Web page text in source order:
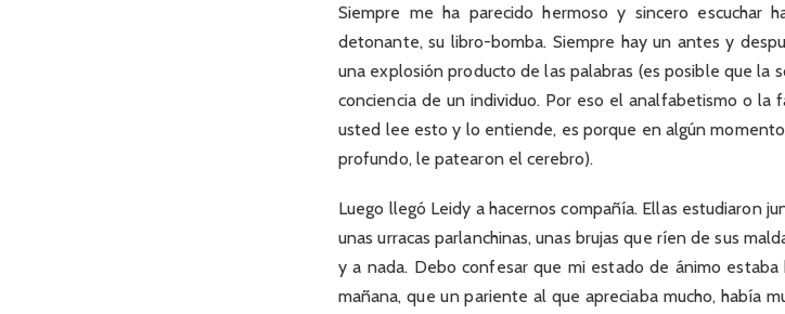
Siempre me ha parecido hermoso y sincero escuchar
detonante, su libro-bomba. Siempre hay un antes y
una explosión producto de las palabras (es posible que la
conciencia de un individuo. Por eso el analfabetismo o la
usted lee esto y lo entiende, es porque en algún
profundo, le patearon el cerebro).
Luego llegó Leidy a hacernos compañía. Ellas estudiaron
unas urracas parlanchinas, unas brujas que ríen de sus
y a nada. Debo confesar que mi estado de ánimo
mañana, que un pariente al que apreciaba mucho, había